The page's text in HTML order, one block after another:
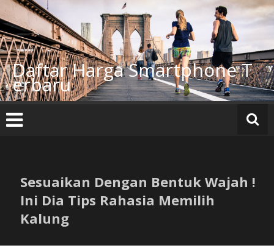
Lompat
ke
konten
Daftar Harga Smartphone T
erbaru
Sesuaikan Dengan Bentuk Wajah !
Ini Dia Tips Rahasia Memilih
Kalung